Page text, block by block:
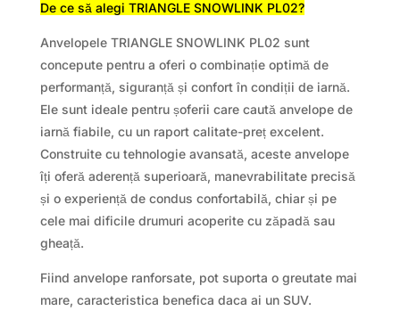
De ce să alegi TRIANGLE SNOWLINK PL02?
Anvelopele TRIANGLE SNOWLINK PL02 sunt
concepute pentru a oferi o combinație optimă de
performanță, siguranță și confort în condiții de iarnă.
Ele sunt ideale pentru șoferii care caută anvelope de
iarnă fiabile, cu un raport calitate-preț excelent.
Construite cu tehnologie avansată, aceste anvelope
îți oferă aderență superioară, manevrabilitate precisă
și o experiență de condus confortabilă, chiar și pe
cele mai dificile drumuri acoperite cu zăpadă sau
gheață.
Fiind anvelope ranforsate, pot suporta o greutate mai
mare, caracteristica benefica daca ai un SUV.